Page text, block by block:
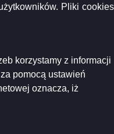
Pliki cookies
korzystamy z informacji
pomocą ustawień
oznacza, iż